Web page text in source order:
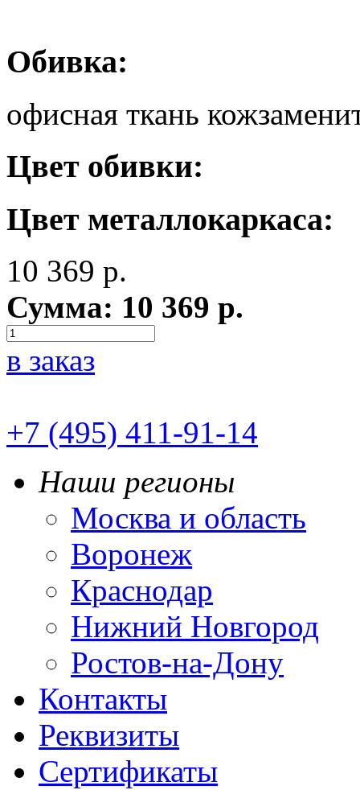
Обивка:
офисная ткань
Цвет обивки:
Цвет металлокаркаса:
10 369 р.
Сумма: 10 369 р.
в заказ
+7 (495) 411-91-14
Наши регионы
Москва и область
Воронеж
Краснодар
Нижний Новгород
Ростов-на-Дону
Контакты
Реквизиты
Сертификаты